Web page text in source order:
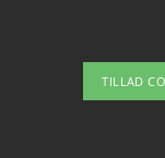
Om
TILLAD